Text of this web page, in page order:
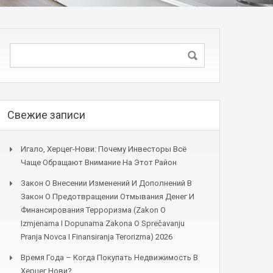
Свежие записи
Игало, Херцег-Нови: Почему Инвесторы Всё
Чаще Обращают Внимание На Этот Район
Закон О Внесении Изменений И Дополнений В
Закон О Предотвращении Отмывания Денег И
Финансирования Терроризма (Zakon O
Izmjenama I Dopunama Zakona O Sprečavanju
Pranja Novca I Finansiranja Terorizma) 2026
Время Года – Когда Покупать Недвижимость В
Херцег Нови?